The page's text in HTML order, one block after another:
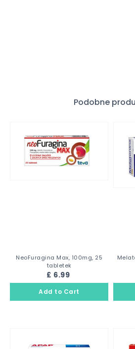
Podobne
NeoFuragina Max, 100mg, 25
tabletek
£ 6.99